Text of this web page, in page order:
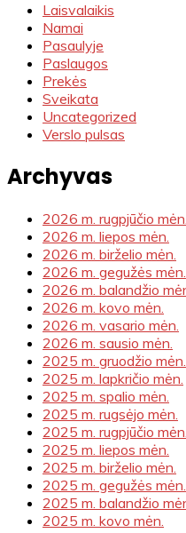
Laisvalaikis
Namai
Pasaulyje
Paslaugos
Prekės
Sveikata
Uncategorized
Verslo pulsas
Archyvas
2026 m. rugpjūčio mėn.
2026 m. liepos mėn.
2026 m. birželio mėn.
2026 m. gegužės mėn.
2026 m. balandžio
2026 m. kovo mėn.
2026 m. vasario mėn.
2026 m. sausio mėn.
2025 m. gruodžio mėn.
2025 m. lapkričio mėn.
2025 m. spalio mėn.
2025 m. rugsėjo mėn.
2025 m. rugpjūčio mėn.
2025 m. liepos mėn.
2025 m. birželio mėn.
2025 m. gegužės mėn.
2025 m. balandžio
2025 m. kovo mėn.